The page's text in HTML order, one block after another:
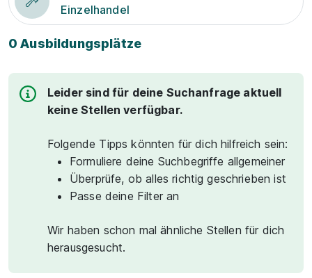
Einzelhandel
0 Ausbildungsplätze
Leider sind für deine Suchanfrage aktuell
keine Stellen verfügbar.
Folgende Tipps könnten für dich hilfreich sein:
Formuliere deine Suchbegriffe allgemeiner
Überprüfe, ob alles richtig geschrieben ist
Passe deine Filter an
Wir haben schon mal ähnliche Stellen für dich
herausgesucht.